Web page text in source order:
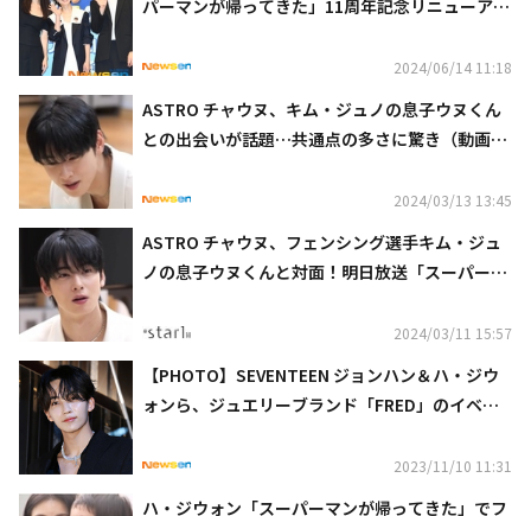
パーマンが帰ってきた」11周年記念リニューアル
2024/06/14 11:18
ASTRO チャウヌ、キム・ジュノの息子ウヌくん
との出会いが話題…共通点の多さに驚き（動画あ
2024/03/13 13:45
ASTRO チャウヌ、フェンシング選手キム・ジュ
ノの息子ウヌくんと対面！明日放送「スーパーマ
2024/03/11 15:57
【PHOTO】SEVENTEEN ジョンハン＆ハ・ジウ
ォンら、ジュエリーブランド「FRED」のイベン
2023/11/10 11:31
ハ・ジウォン「スーパーマンが帰ってきた」でフ